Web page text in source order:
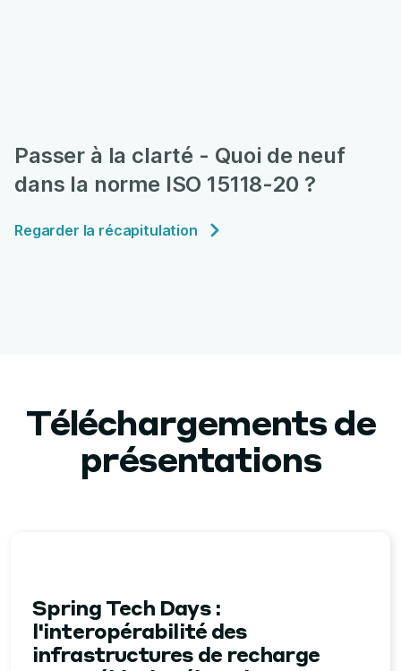
Passer à la clarté - Quoi de neuf
dans la norme ISO 15118-20 ?
Regarder la récapitulation
Téléchargements de
présentations
Spring Tech Days :
l'interopérabilité des
infrastructures de recharge